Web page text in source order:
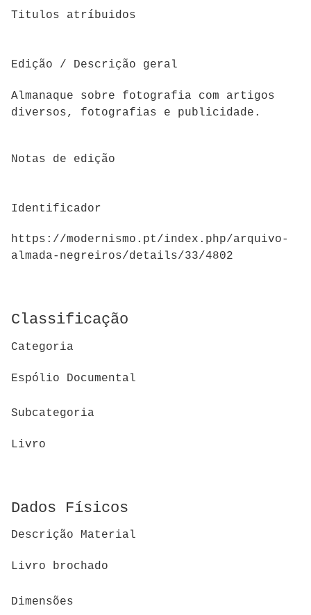
Titulos atríbuidos
Edição / Descrição geral
Almanaque sobre fotografia com artigos
diversos, fotografias e publicidade.
Notas de edição
Identificador
https://modernismo.pt/index.php/arquivo-
almada-negreiros/details/33/4802
Classificação
Categoria
Espólio Documental
Subcategoria
Livro
Dados Físicos
Descrição Material
Livro brochado
Dimensões